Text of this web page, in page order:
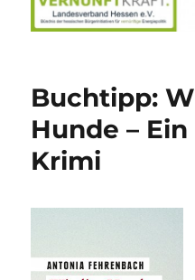
Buchtipp:
Hunde –
Krimi